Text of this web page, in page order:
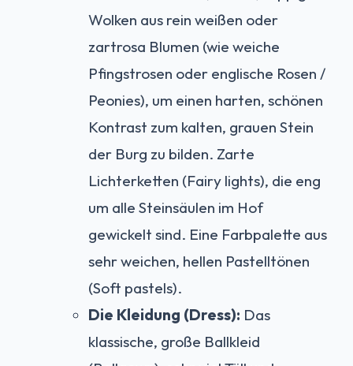
Wolken aus rein weißen oder
zartrosa Blumen (wie weiche
Pfingstrosen oder englische Rosen /
Peonies), um einen harten, schönen
Kontrast zum kalten, grauen Stein
der Burg zu bilden. Zarte
Lichterketten (Fairy lights), die eng
um alle Steinsäulen im Hof
gewickelt sind. Eine Farbpalette aus
sehr weichen, hellen Pastelltönen
(Soft pastels).
Die Kleidung (Dress): Das
klassische, große Ballkleid